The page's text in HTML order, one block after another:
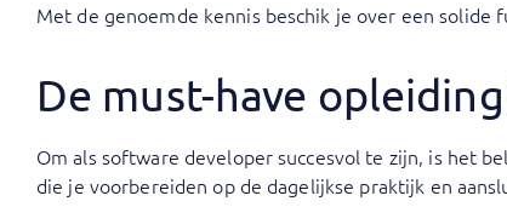
Met de genoemde kennis beschik je over een
De must-have
Om als software developer succesvol te zijn, is het
die je voorbereiden op de dagelijkse praktijk en